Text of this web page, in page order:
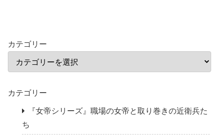
カテゴリー
カテゴリー
『女帝シリーズ』職場の女帝と取り巻きの近衛兵た
ち